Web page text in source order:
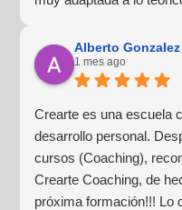
¡Para mí fue una
Alberto Gonzalez
1 mes ago
Crearte es una escuela
desarrollo personal.
cursos (Coaching),
Crearte Coaching, de
próxima formación!!! Lo